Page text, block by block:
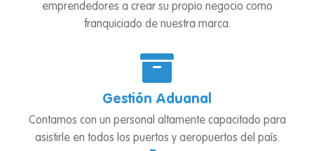
emprendedores a crear su propio negocio como
franquiciado de nuestra marca.
Gestión Aduanal
Contamos con un personal altamente capacitado para
asistirle en todos los puertos y aeropuertos del país.